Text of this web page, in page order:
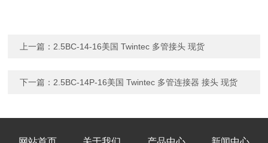
上一篇： 2.5BC-14-16美国 Twintec 多管接头 现货
下一篇： 2.5BC-14P-16美国 Twintec 多管连接器 接头 现货